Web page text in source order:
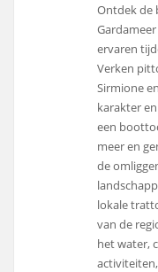
Ontdek de
ervaren
Verken
Sirmione
karakter
een
meer en
de
lokale
van de
het water,